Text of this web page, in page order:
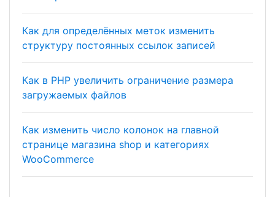
Как для определённых меток изменить
структуру постоянных ссылок записей
Как в PHP увеличить ограничение размера
загружаемых файлов
Как изменить число колонок на главной
странице магазина shop и категориях
WooCommerce